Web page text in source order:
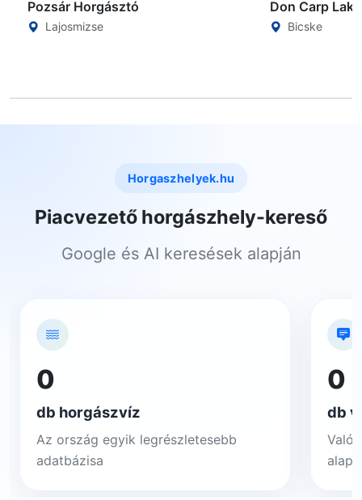
Pozsár Horgásztó
Lajosmizse
Don Carp Lake
Bicske
Horgaszhelyek.hu
Piacvezető horgászhely-kereső
Google és AI keresések alapján
0
db horgászvíz
Az ország egyik legrészletesebb
adatbázisa
0
db